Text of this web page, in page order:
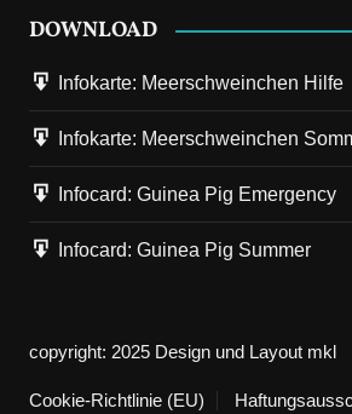
DOWNLOAD
Infokarte: Meerschweinchen Hilfe
Infokarte: Meerschweinchen
Infocard: Guinea Pig Emergency
Infocard: Guinea Pig Summer
copyright: 2025 Design und Layout mkl
Cookie-Richtlinie (EU)
26. Dezember 2025
Einsames Weihnachten
Vorherige 22. Dezember 2025